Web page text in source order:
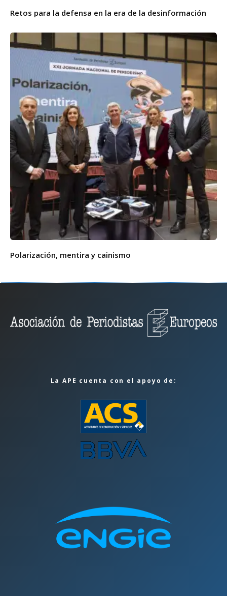
Retos para la defensa en la era de la desinformación
Polarización, mentira y cainismo
La APE cuenta con el apoyo de: